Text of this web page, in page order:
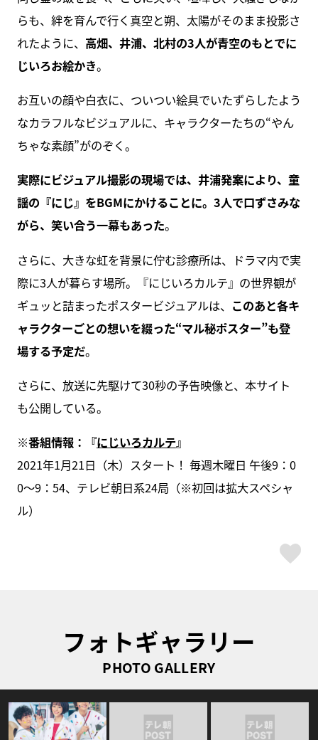
らも、絆を育んで行く真空と朔、太陽がそのまま投影さ
れたように、 高畑、井浦、北村の3人が青空のもとでに
じいろお絵かき。
お互いの顔や白衣に、ついつい絵具でいたずらしたよう
なカラフルなビジュアルに、キャラクターたちの“やん
ちゃな素顔”がのぞく。
実際にビジュアル撮影の現場では、井浦発案により、童
謡の『にじ』をBGMにかけることに。3人で口ずさみな
がら、笑い合う一幕もあった。
さらに、大きな虹を背景に佇む診療所は、ドラマ内で実
際に3人が暮らす場所。『にじいろカルテ』の世界観が
ギュッと詰まったポスタービジュアルは、 このあと各キ
ャラクターごとの想いを綴った“マル秘ポスター”も登
場する予定だ。
さらに、放送に先駆けて30秒の予告映像と、本サイト
も公開している。
※番組情報：『にじいろカルテ』
2021年1月21日（木）スタート！ 毎週木曜日 午後9：0
0〜9：54、テレビ朝日系24局（※初回は拡大スペシャ
ル）
フォトギャラリー
PHOTO GALLERY